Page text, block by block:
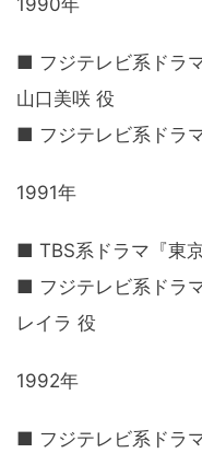
1990年
■ フジテレビ系ドラ
山口美咲 役
■ フジテレビ系ドラ
1991年
■ TBS系ドラマ『東
■ フジテレビ系ドラ
レイラ 役
1992年
■ フジテレビ系ドラ